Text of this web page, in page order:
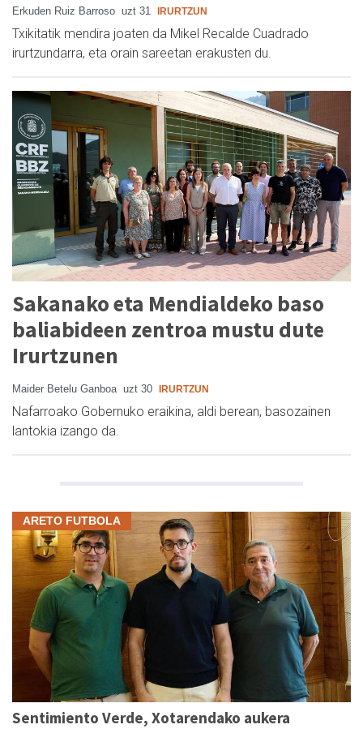
Erkuden Ruiz Barroso uzt 31 IRURTZUN
Txikitatik mendira joaten da Mikel Recalde Cuadrado
irurtzundarra, eta orain sareetan erakusten du.
Sakanako eta Mendialdeko baso
baliabideen zentroa mustu dute
Irurtzunen
Maider Betelu Ganboa uzt 30 IRURTZUN
Nafarroako Gobernuko eraikina, aldi berean, basozainen
lantokia izango da.
ARETO FUTBOLA
Sentimiento Verde, Xotarendako aukera